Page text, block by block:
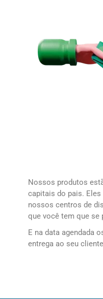
Nossos produtos
capitais do pais.
nossos centros de
que você tem que se
E na data agendada
entrega ao seu